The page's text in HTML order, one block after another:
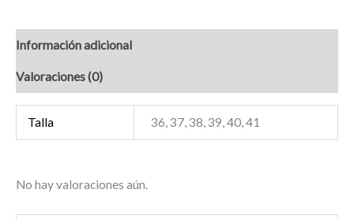
Información adicional
Valoraciones (0)
Talla 36, 37, 38, 39, 40, 41
No hay valoraciones aún.